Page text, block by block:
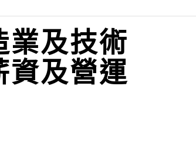
業及技術
資及營運